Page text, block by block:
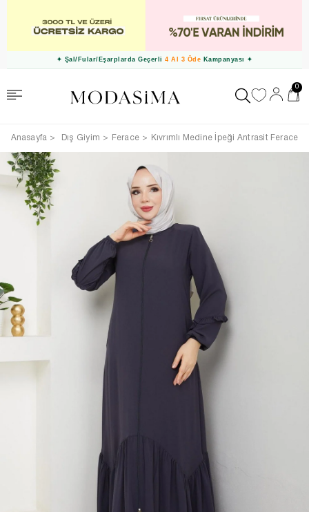
✦ Şal/Fular/Eşarplarda Geçerli 4 Al 3 Öde Kampanyası ✦
0
Anasayfa Dış Giyim Ferace Kıvrımlı Medine İpeği Antrasit Ferace